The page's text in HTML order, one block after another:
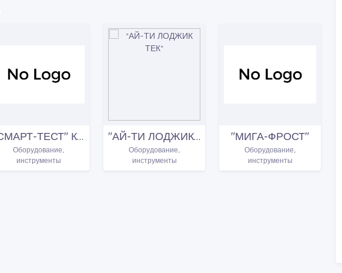
"СМАРТ-ТЕСТ" КОМПАНИЯ ПО ИМПОРТУ И ОБСЛУЖИВАНИЮ БАНКОВСКОГО ОБОРУДОВАНИЯ
Оборудование,
инструменты
"АЙ-ТИ ЛОДЖИК ТЕК"
Оборудование,
инструменты
"МИГА-ФРОСТ"
Оборудование,
инструменты